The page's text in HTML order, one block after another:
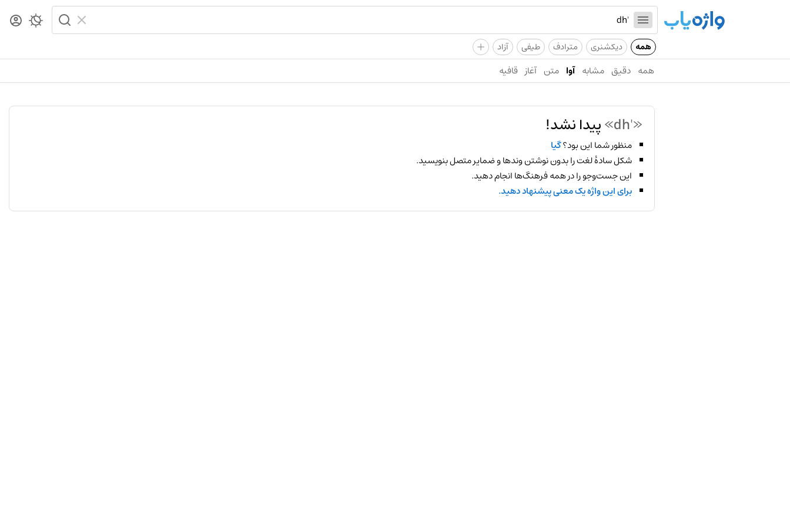
همه دیکشنری مترادف طیفی آزاد +
همه دقیق مشابه آوا متن آغاز قافیه
«'dh» پیدا نشد!
منظور شما این بود؟گیا
شکل سادهٔ لغت را بدون نوشتن وندها و ضمایر متصل بنویسید.
این جست‌وجو را در همه فرهنگ‌ها انجام دهید.
برای این واژه یک معنی پیشنهاد دهید.